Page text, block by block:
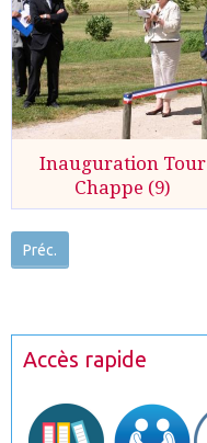
Inauguration Tour
Chappe (9)
Préc.
Accès rapide